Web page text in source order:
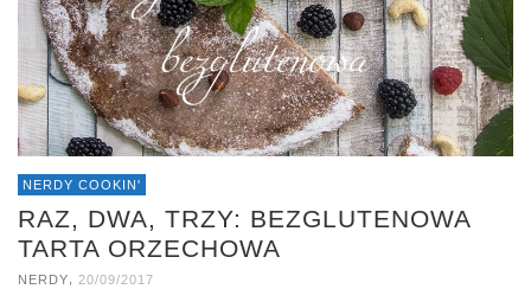
NERDY COOKIN'
RAZ, DWA, TRZY: BEZGLUTENOWA
TARTA ORZECHOWA
NERDY 20/09/2017